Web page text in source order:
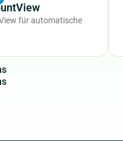
für automatische
s